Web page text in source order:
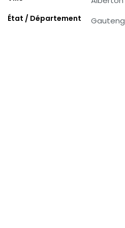
État / Département Gauteng